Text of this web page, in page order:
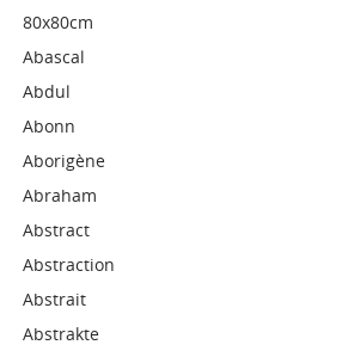
80x80cm
Abascal
Abdul
Abonn
Aborigène
Abraham
Abstract
Abstraction
Abstrait
Abstrakte